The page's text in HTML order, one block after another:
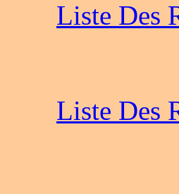
Liste Des
Liste Des